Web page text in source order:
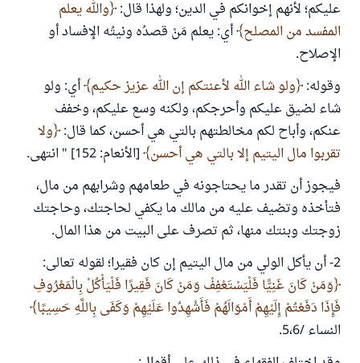
عليكم؛ لأنهم إخوانكم في الدين؛ ولهذا قال: والله يعلم
المفسد من المصلح أي: يعلم مَنْ قصدُه ونيتُه الإفساد أو
الإصلاح.
وقوله: ولو شاء الله لأعنتكم إن الله عزيز حكيم أي: ولو
شاء لضيق عليكم وأحرجكم، ولكنه وسع عليكم، وخفف
عنكم، وأباح لكم مخالطتهم بالتي هي أحسن، كما قال: ولا
تقربوا مال اليتيم إلا بالتي هي أحسن [الأنعام: 152] " انتهى.
فيجوز أن تقدر ما يحتاجونه في طعامهم وشرابهم من مال،
فتأخذه وتضيف عليه من مالك ما يكفي لحاجتك، وحاجتك
زوجتك وبنتك منها، ثم تصرف على البيت من هذا المال.
2- أن يأكل الولي من مال اليتيم إن كان فقيرا؛ لقوله تعالى:
وَمَنْ كَانَ غَنِيًّا فَلْيَسْتَعْفِفْ وَمَنْ كَانَ فَقِيرًا فَلْيَأْكُلْ بِالْمَعْرُوفِ
فَإِذَا دَفَعْتُمْ إِلَيْهِمْ أَمْوَالَهُمْ فَأَشْهِدُوا عَلَيْهِمْ وَكَفَى بِاللَّهِ حَسِيبًا
النساء /5،6.